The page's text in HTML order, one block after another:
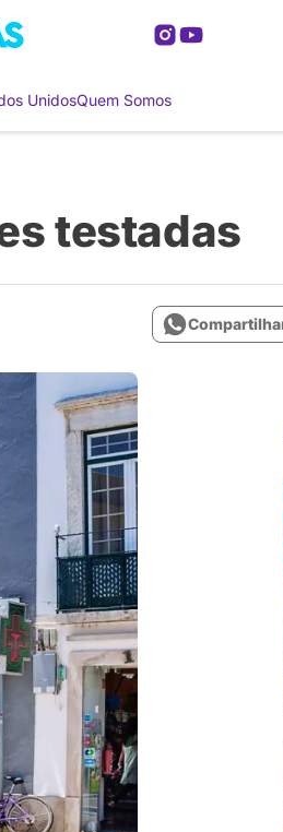
UnidosQuem Somos
testadas